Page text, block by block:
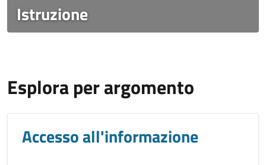
Istruzione
Titolo
Esplora per argomento
Accesso all'informazione